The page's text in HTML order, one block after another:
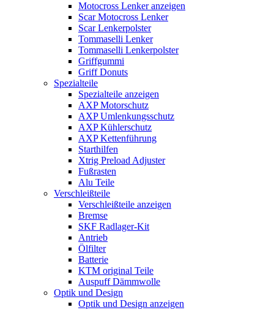
Motocross Lenker anzeigen
Scar Motocross Lenker
Scar Lenkerpolster
Tommaselli Lenker
Tommaselli Lenkerpolster
Griffgummi
Griff Donuts
Spezialteile
Spezialteile anzeigen
AXP Motorschutz
AXP Umlenkungsschutz
AXP Kühlerschutz
AXP Kettenführung
Starthilfen
Xtrig Preload Adjuster
Fußrasten
Alu Teile
Verschleißteile
Verschleißteile anzeigen
Bremse
SKF Radlager-Kit
Antrieb
Ölfilter
Batterie
KTM original Teile
Auspuff Dämmwolle
Optik und Design
Optik und Design anzeigen